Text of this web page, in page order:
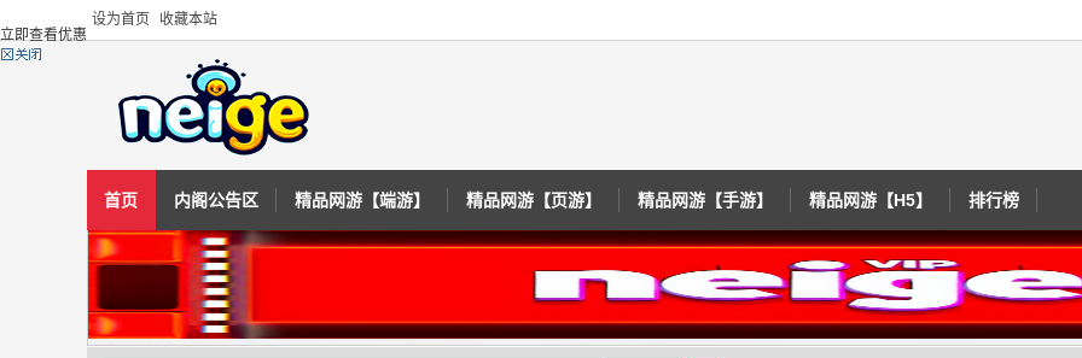
设为首页 收藏本站
首页 内阁公告区 精品网游【端游】 精品网游【页游】 精品网游【手游】 精品网游【H5】 排行榜
立即查看优惠